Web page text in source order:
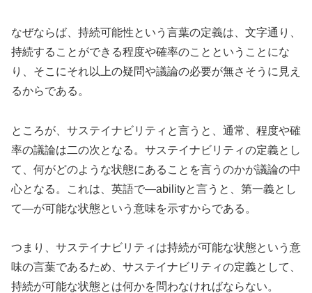
なぜならば、持続可能性という言葉の定義は、文字通り、
持続することができる程度や確率のことということにな
り、そこにそれ以上の疑問や議論の必要が無さそうに見え
るからである。
ところが、サステイナビリティと言うと、通常、程度や確
率の議論は二の次となる。サステイナビリティの定義とし
て、何がどのような状態にあることを言うのかが議論の中
心となる。これは、英語で—abilityと言うと、第一義とし
て—が可能な状態という意味を示すからである。
つまり、サステイナビリティは持続が可能な状態という意
味の言葉であるため、サステイナビリティの定義として、
持続が可能な状態とは何かを問わなければならない。